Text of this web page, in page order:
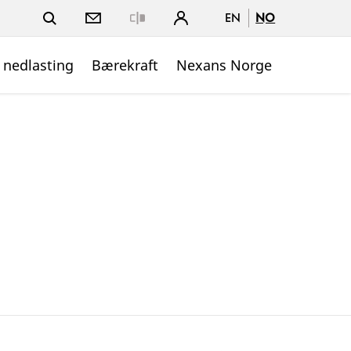
EN NO
Bærekraft Nexans Norge